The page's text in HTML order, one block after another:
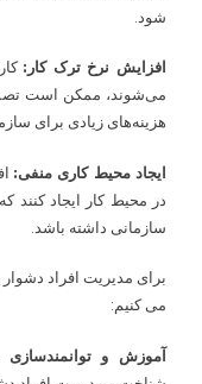
شود.
افزایش نرخ ترک کار:
می‌شوند، ممکن است
هزینه‌های زیادی برای
ایجاد محیط کاری منفی:
در محیط کار ایجاد کنند
سازمانی داشته باشد.
برای مدیریت افراد دشوار
می کنیم:
آموزش و توانمندسازی